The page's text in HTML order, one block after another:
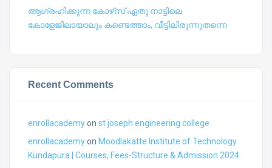
ആഗ്രഹിക്കുന്ന കോഴ്‍സ് ഏതു നാട്ടിലെ
കോളേജിലായാലും കണ്ടെത്താം, വീട്ടിലിരുന്നുതന്നെ
Recent Comments
enrollacademyon st joseph engineering college
enrollacademyon Moodlakatte Institute of Technology
Kundapura | Courses, Fees-Structure & Admission 2024